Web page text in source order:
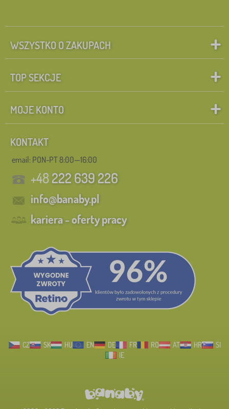
WSZYSTKO O ZAKUPACH
TOP SEKCJE
MOJE KONTO
KONTAKT
email: PON-PT 8:00—16:00
+48222 639 226
info@banaby.pl
kariera - oferty pracy
CZ SK HU EN DE FR RO AT HR
SI
IE